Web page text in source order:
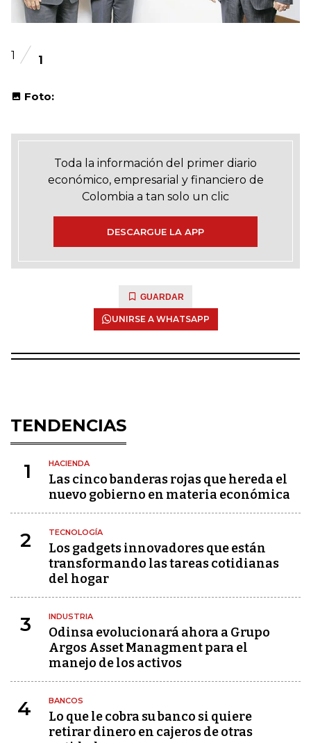
1 1
Foto:
Toda la información del primer diario
económico, empresarial y financiero de
Colombia a tan solo un clic
DESCARGUE LA APP
GUARDAR
UNIRSE A WHATSAPP
TENDENCIAS
1 HACIENDA
Las cinco banderas rojas que hereda el
nuevo gobierno en materia económica
2 TECNOLOGÍA
Los gadgets innovadores que están
transformando las tareas cotidianas
del hogar
3 INDUSTRIA
Odinsa evolucionará ahora a Grupo
Argos Asset Managment para el
manejo de los activos
4 BANCOS
Lo que le cobra su banco si quiere
retirar dinero en cajeros de otras